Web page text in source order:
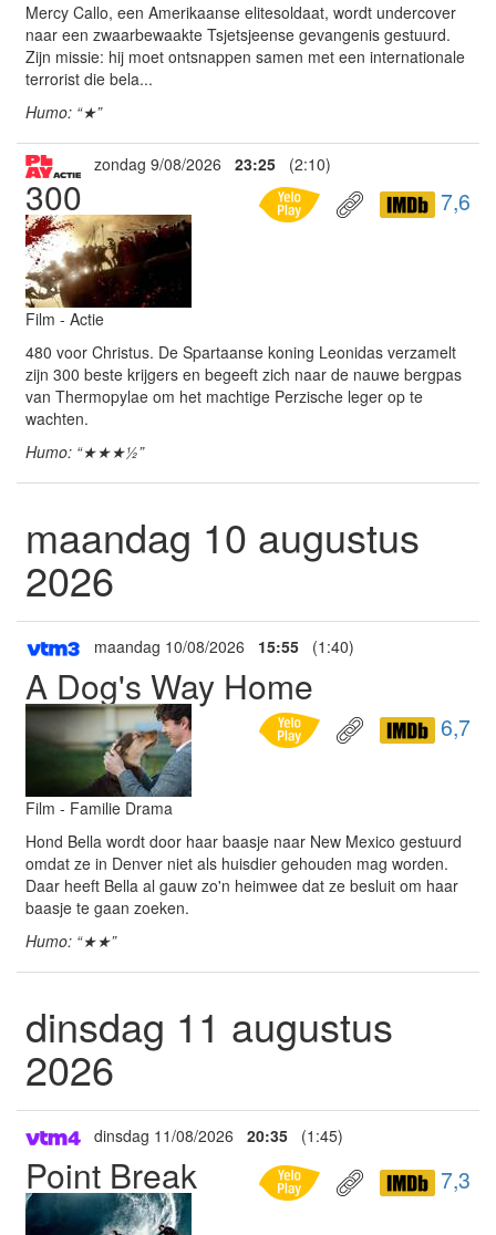
Mercy Callo, een Amerikaanse elitesoldaat, wordt undercover
naar een zwaarbewaakte Tsjetsjeense gevangenis gestuurd.
Zijn missie: hij moet ontsnappen samen met een internationale
terrorist die bela...
Humo: “★”
zondag 9/08/2026 23:25 (2:10)
300 7,6
Film - Actie
480 voor Christus. De Spartaanse koning Leonidas verzamelt
zijn 300 beste krijgers en begeeft zich naar de nauwe bergpas
van Thermopylae om het machtige Perzische leger op te
wachten.
Humo: “★★★½”
maandag 10 augustus
2026
maandag 10/08/2026 15:55 (1:40)
A Dog's Way Home
6,7
Film - Familie Drama
Hond Bella wordt door haar baasje naar New Mexico gestuurd
omdat ze in Denver niet als huisdier gehouden mag worden.
Daar heeft Bella al gauw zo'n heimwee dat ze besluit om haar
baasje te gaan zoeken.
Humo: “★★”
dinsdag 11 augustus
2026
dinsdag 11/08/2026 20:35 (1:45)
Point Break 7,3